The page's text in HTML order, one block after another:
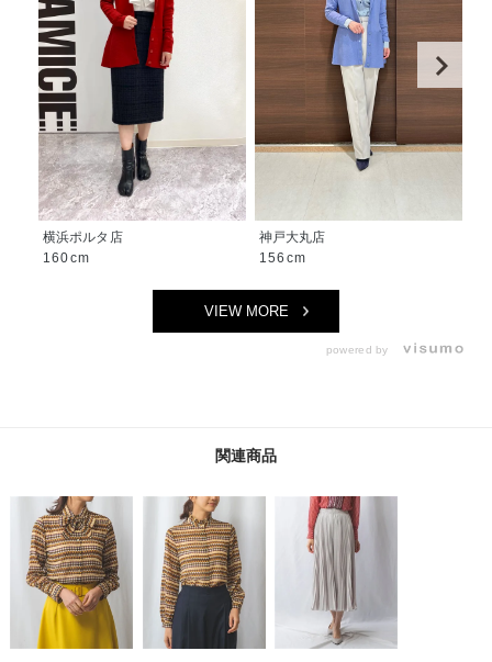
横浜ポルタ店
160cm
神戸大丸店
156cm
VIEW MORE
powered by
関連商品